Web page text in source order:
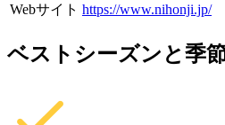
Webサイト https://www.nihonji.jp/
ベストシーズンと季